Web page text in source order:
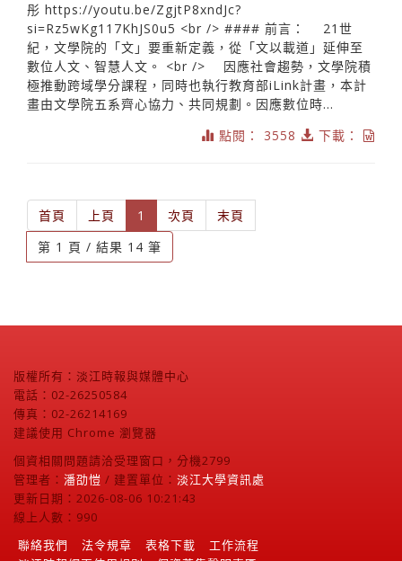
彤 https://youtu.be/ZgjtP8xndJc?
si=Rz5wKg117KhJS0u5 <br /> #### 前言： 21世
紀，文學院的「文」要重新定義，從「文以載道」延伸至
數位人文、智慧人文。 <br /> 因應社會趨勢，文學院積
極推動跨域學分課程，同時也執行教育部iLink計畫，本計
畫由文學院五系齊心協力、共同規劃。因應數位時...
點閱： 3558
下載：
首頁 上頁 1 (current)
次頁
末頁
第 1 頁 / 結果 14 筆
版權所有：淡江時報與媒體中心
電話：02-26250584
傳真：02-26214169
建議使用 Chrome 瀏覽器
個資相關問題請洽受理窗口，分機2799
管理者： 潘劭愷 / 建置單位： 淡江大學資訊處
更新日期：2026-08-06 10:21:43
線上人數：990
聯絡我們
法令規章 表格下載
工作流程